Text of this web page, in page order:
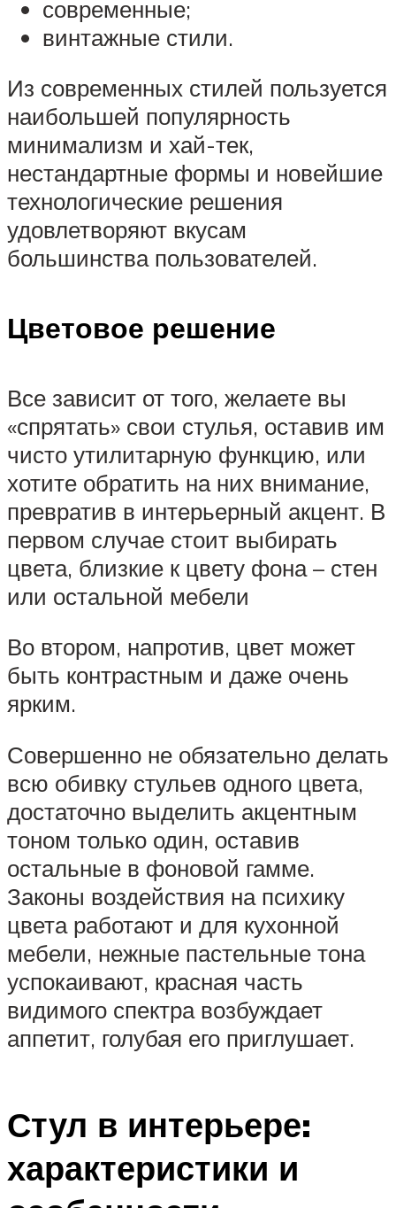
современные;
винтажные стили.
Из современных стилей пользуется
наибольшей популярность
минимализм и хай-тек,
нестандартные формы и новейшие
технологические решения
удовлетворяют вкусам
большинства пользователей.
Цветовое решение
Все зависит от того, желаете вы
«спрятать» свои стулья, оставив им
чисто утилитарную функцию, или
хотите обратить на них внимание,
превратив в интерьерный акцент. В
первом случае стоит выбирать
цвета, близкие к цвету фона – стен
или остальной мебели
Во втором, напротив, цвет может
быть контрастным и даже очень
ярким.
Совершенно не обязательно делать
всю обивку стульев одного цвета,
достаточно выделить акцентным
тоном только один, оставив
остальные в фоновой гамме.
Законы воздействия на психику
цвета работают и для кухонной
мебели, нежные пастельные тона
успокаивают, красная часть
видимого спектра возбуждает
аппетит, голубая его приглушает.
Стул в интерьере:
характеристики и